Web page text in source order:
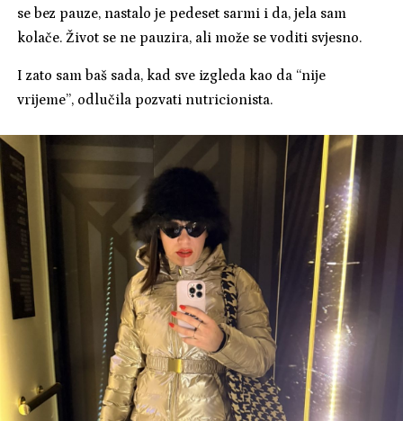
se bez pauze, nastalo je pedeset sarmi i da, jela sam
kolače. Život se ne pauzira, ali može se voditi svjesno.
I zato sam baš sada, kad sve izgleda kao da “nije
vrijeme”, odlučila pozvati nutricionista.